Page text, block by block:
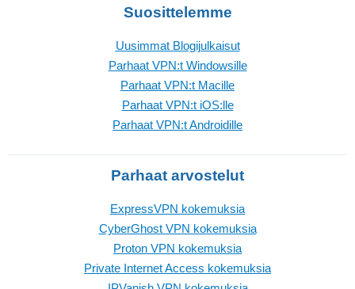
Suosittelemme
Uusimmat Blogijulkaisut
Parhaat VPN:t Windowsille
Parhaat VPN:t Macille
Parhaat VPN:t iOS:lle
Parhaat VPN:t Androidille
Parhaat arvostelut
ExpressVPN kokemuksia
CyberGhost VPN kokemuksia
Proton VPN kokemuksia
Private Internet Access kokemuksia